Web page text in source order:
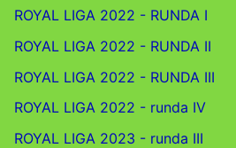
ROYAL LIGA 2022 - RUNDA I
ROYAL LIGA 2022 - RUNDA II
ROYAL LIGA 2022 - RUNDA III
ROYAL LIGA 2022 - runda IV
ROYAL LIGA 2023 - runda III